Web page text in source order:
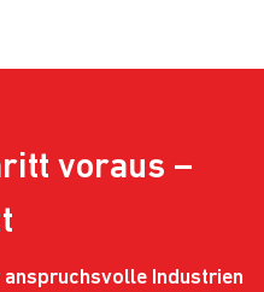
voraus –
Industrien